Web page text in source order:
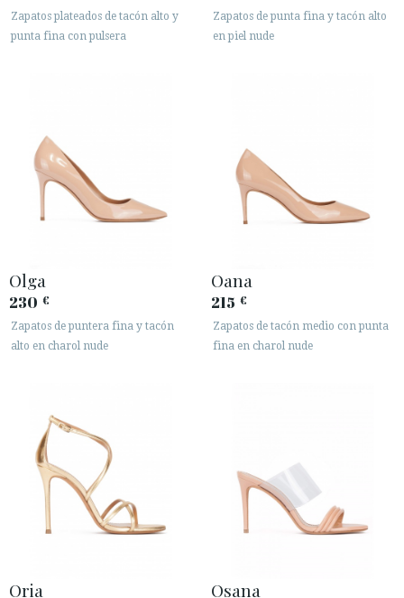
Zapatos plateados de tacón alto y
punta fina con pulsera
Zapatos de punta fina y tacón alto
en piel nude
Olga
230 €
Zapatos de puntera fina y tacón
alto en charol nude
Oana
215 €
Zapatos de tacón medio con punta
fina en charol nude
Oria Osana